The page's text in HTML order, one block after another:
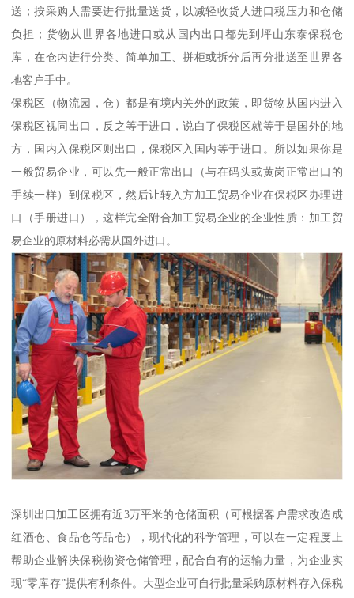
送；按采购人需要进行批量送货，以减轻收货人进口税压力和仓储
负担；货物从世界各地进口或从国内出口都先到坪山东泰保税仓
库，在仓内进行分类、简单加工、拼柜或拆分后再分批送至世界各
地客户手中。
保税区（物流园，仓）都是有境内关外的政策，即货物从国内进入
保税区视同出口，反之等于进口，说白了保税区就等于是国外的地
方，国内入保税区则出口，保税区入国内等于进口。所以如果你是
一般贸易企业，可以先一般正常出口（与在码头或黄岗正常出口的
手续一样）到保税区，然后让转入方加工贸易企业在保税区办理进
口（手册进口），这样完全附合加工贸易企业的企业性质：加工贸
易企业的原材料必需从国外进口。
深圳出口加工区拥有近3万平米的仓储面积（可根据客户需求改造成
红酒仓、食品仓等品仓），现代化的科学管理，可以在一定程度上
帮助企业解决保税物资仓储管理，配合自有的运输力量，为企业实
现“零库存”提供有利条件。大型企业可自行批量采购原材料存入保税